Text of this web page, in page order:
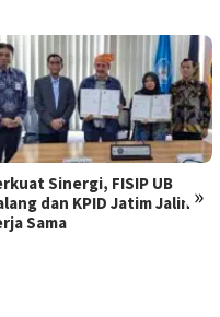
»
Sinergi, FISIP UB
dan KPID Jatim Jalin
Sama